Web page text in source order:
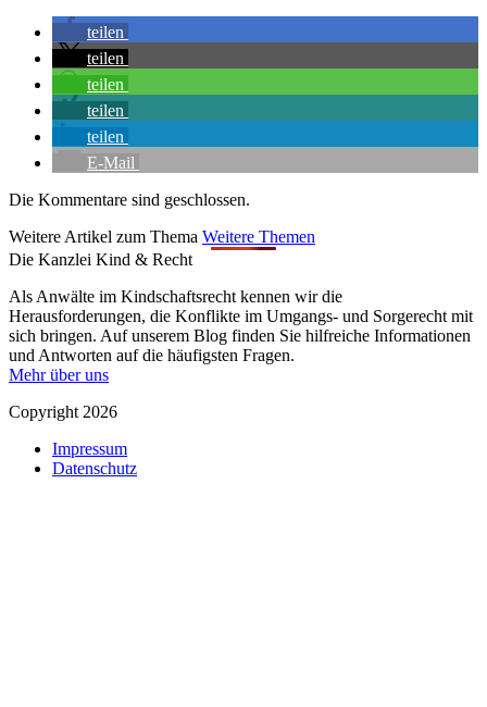
teilen
teilen
teilen
teilen
teilen
E-Mail
Die Kommentare sind geschlossen.
Weitere Artikel zum Thema Weitere Themen
Die Kanzlei Kind & Recht
Als Anwälte im Kindschaftsrecht kennen wir die
Herausforderungen, die Konflikte im Umgangs- und Sorgerecht mit
sich bringen. Auf unserem Blog finden Sie hilfreiche Informationen
und Antworten auf die häufigsten Fragen.
Mehr über uns
Copyright 2026
Impressum
Datenschutz